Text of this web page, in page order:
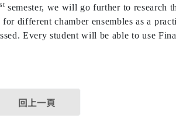
stsemester, we will go further to research
different chamber ensembles as a
Every student will be able to use
回上一頁